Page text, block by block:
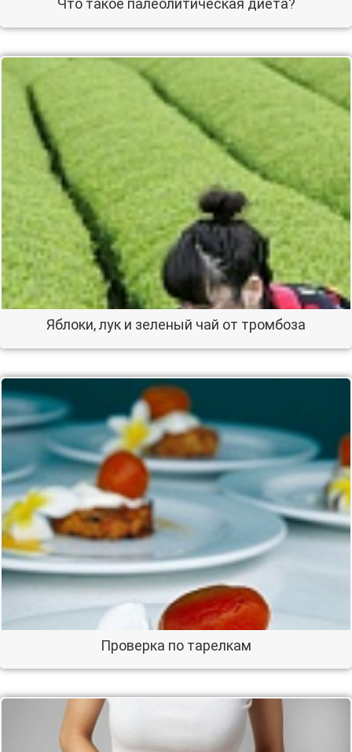
Что такое палеолитическая диета?
Яблоки, лук и зеленый чай от тромбоза
Проверка по тарелкам